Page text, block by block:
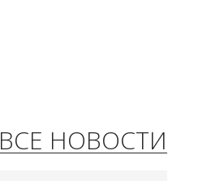
ВСЕ НОВОСТИ